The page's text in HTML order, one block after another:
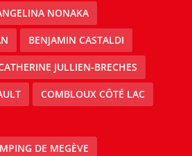
NONAKA
BENJAMIN CASTALDI
JULLIEN-BRECHES
COMBLOUX CÔTÉ LAC
DE MEGÈVE